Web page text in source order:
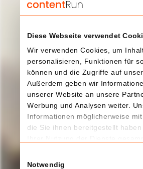
Diese Webseite verwendet
Wir verwenden Cookies, um
personalisieren, Funktionen für
können und die Zugriffe auf
Außerdem geben wir
unserer Website an unsere
Werbung und Analysen weiter.
Informationen möglicherweise
die Sie ihnen bereitgestellt
Notwendig